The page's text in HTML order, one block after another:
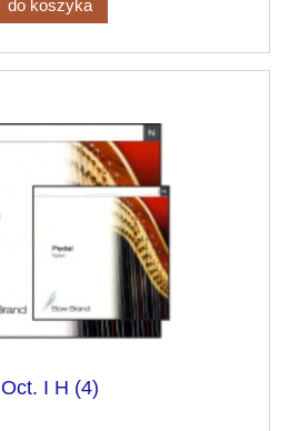
do koszyka
Oct. I H (4)